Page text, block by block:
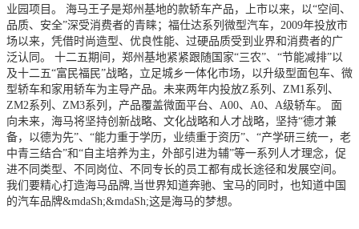
业园项目。 海马王子是郑州基地的款轿车产品，上市以来，以“空间、
品质、安全”深受消费者的青睐；福仕达系列微型汽车，2009年投放市
场以来，凭借时尚造型、优良性能、过硬品质受到业界和消费者的广
泛认同。 十二五期间，郑州基地紧紧跟随国家“三农”、“节能减排”以
及十二五“富民福民”战略，立足城乡一体化市场，以升级型面包车、微
型轿车和家用轿车为主导产品。未来两年内投放Z系列、ZM1系列、
ZM2系列、ZM3系列，产品覆盖微面平台、A00、A0、A级轿车。 面
向未来，海马将坚持创新战略、文化战略和人才战略，坚持“德才兼
备，以德为先”、“能力重于学历，业绩重于资历”、“产学研三统一，老
中青三结合”和“自主培养为主，外部引进为辅”等一系列人才理念，促
进不同类型、不同岗位、不同专长的员工都有成长途径和发展空间。
我们要精心打造海马品牌,当世界知道奔驰、宝马的同时，也知道中国
的汽车品牌&mdaSh;&mdaSh;这是海马的梦想。